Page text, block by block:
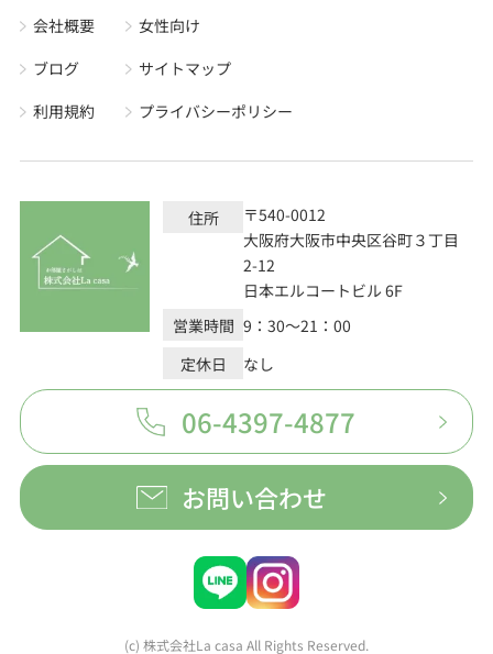
会社概要
ブログ
利用規約
女性向け
サイトマップ
プライバシーポリシー
住所
〒540-0012
大阪府大阪市中央区谷町３丁目
2-12
日本エルコートビル 6F
営業時間 9：30～21：00
定休日
なし
06-4397-4877
お問い合わせ
(c) 株式会社La casa All Rights Reserved.